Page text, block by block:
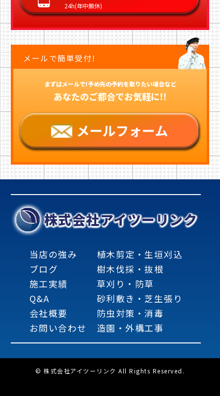
24h(年中無休)
メールで簡単受付!
まずはメールで!予め先の予約を取りたい場合など
あなたのご都合でお気軽に!!
株式会社アイツーリンク
当店の強み
ブログ
施工実績
Q&A
会社概要
お問い合わせ
植木剪定・生垣刈込
樹木伐採・抜根
草刈り・防草
砂利敷き・芝生張り
防虫対策・消毒
造園・外構工事
© 株式会社アイツーリンク All Rights Reserved.